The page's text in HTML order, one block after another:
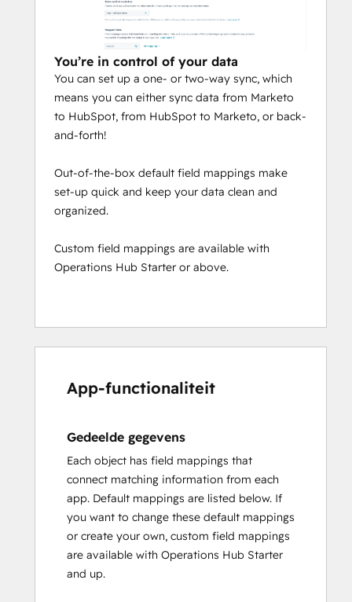
You’re in control of your data
You can set up a one- or two-way sync, which
means you can either sync data from Marketo
to HubSpot, from HubSpot to Marketo, or back-
and-forth!
Out-of-the-box default field mappings make
set-up quick and keep your data clean and
organized.
Custom field mappings are available with
Operations Hub Starter or above.
App-functionaliteit
Gedeelde gegevens
Each object has field mappings that
connect matching information from each
app. Default mappings are listed below. If
you want to change these default mappings
or create your own, custom field mappings
are available with Operations Hub Starter
and up.